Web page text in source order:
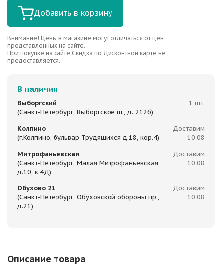
Добавить в корзину
Внимание! Цены в магазине могут отличаться от цен
представленных на сайте.
При покупке на сайте Скидка по Дисконтной карте не
предоставляется.
В наличии
Выборгский
(Санкт-Петербург, Выборгское ш., д. 212б)
1 шт.
Колпино
(г.Колпино, бульвар Трудящихся д.18, кор.4)
Доставим
10.08
Митрофаньевская
(Санкт-Петербург, Малая Митрофаньевская,
д.10, к.4Д)
Доставим
10.08
Обухово 21
(Санкт-Петербург, Обуховской обороны пр.,
д.21)
Доставим
10.08
Описание товара